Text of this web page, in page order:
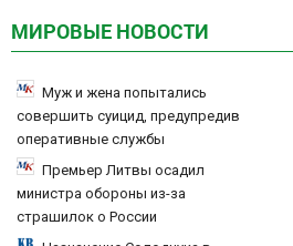
МИРОВЫЕ НОВОСТИ
Муж и жена попытались
совершить суицид, предупредив
оперативные службы
Премьер Литвы осадил
министра обороны из-за
страшилок о России